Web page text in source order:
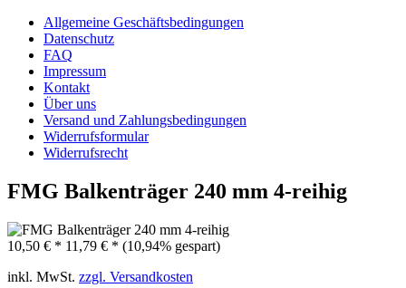
Allgemeine Geschäftsbedingungen
Datenschutz
FAQ
Impressum
Kontakt
Über uns
Versand und Zahlungsbedingungen
Widerrufsformular
Widerrufsrecht
FMG Balkenträger 240 mm 4-reihig
10,50 € * 11,79 € * (10,94% gespart)
inkl. MwSt. zzgl. Versandkosten